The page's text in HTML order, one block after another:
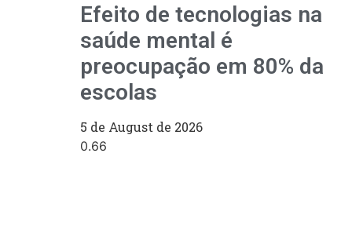
Efeito de tecnologias na
saúde mental é
preocupação em 80% da
escolas
5 de August de 2026